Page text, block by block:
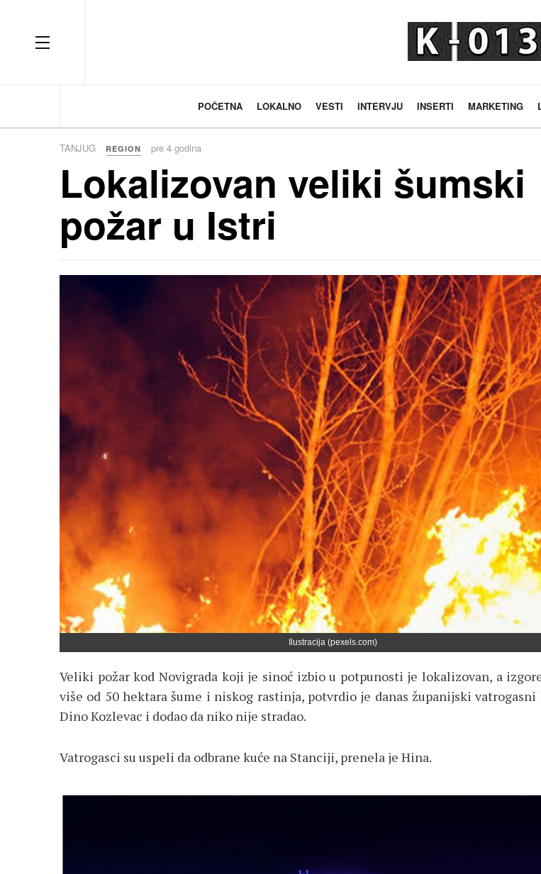
OFF CANVAS
POČETNA LOKALNO VESTI INTERVJU INSERTI MARKETING
TANJUG REGION pre 4 godina
Lokalizovan veliki šumski
požar u Istri
Ilustracija (pexels.com)
Veliki požar kod Novigrada koji je sinoć izbio u potpunosti je lokalizovan, a
više od 50 hektara šume i niskog rastinja, potvrdio je danas županijski vatrogasni
Dino Kozlevac i dodao da niko nije stradao.
Vatrogasci su uspeli da odbrane kuće na Stanciji, prenela je Hina.